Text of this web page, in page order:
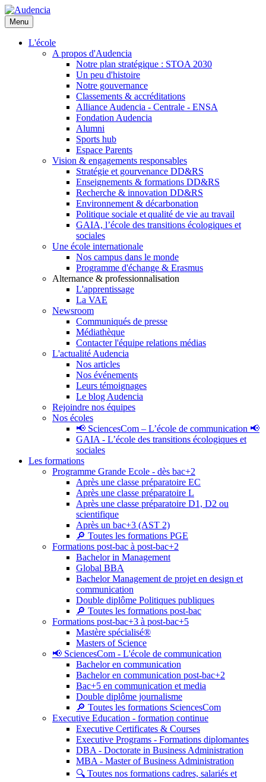
Aller
au
contenu
principal
Menu
L'école
A propos d'Audencia
Notre plan stratégique : STOA 2030
Un peu d'histoire
Notre gouvernance
Classements & accréditations
Alliance Audencia - Centrale - ENSA
Fondation Audencia
Alumni
Sports hub
Espace Parents
Vision & engagements responsables
Stratégie et gourvenance DD&RS
Enseignements & formations DD&RS
Recherche & innovation DD&RS
Environnement & décarbonation
Politique sociale et qualité de vie au travail
GAIA, l’école des transitions écologiques et
sociales
Une école internationale
Nos campus dans le monde
Programme d'échange & Erasmus
Alternance & professionnalisation
L'apprentissage
La VAE
Newsroom
Communiqués de presse
Médiathèque
Contacter l'équipe relations médias
L'actualité Audencia
Nos articles
Nos événements
Leurs témoignages
Le blog Audencia
Rejoindre nos équipes
Nos écoles
📢 SciencesCom – L’école de communication 📢
GAIA - L’école des transitions écologiques et
sociales
Les formations
Programme Grande Ecole - dès bac+2
Après une classe préparatoire EC
Après une classe préparatoire L
Après une classe préparatoire D1, D2 ou
scientifique
Après un bac+3 (AST 2)
🔎 Toutes les formations PGE
Formations post-bac à post-bac+2
Bachelor in Management
Global BBA
Bachelor Management de projet en design et
communication
Double diplôme Politiques publiques
🔎 Toutes les formations post-bac
Formations post-bac+3 à post-bac+5
Mastère spécialisé®
Masters of Science
📢 SciencesCom - L'école de communication
Bachelor en communication
Bachelor en communication post-bac+2
Bac+5 en communication et media
Double diplôme journalisme
🔎 Toutes les formations SciencesCom
Executive Education - formation continue
Executive Certificates & Courses
Executive Programs - Formations diplomantes
DBA - Doctorate in Business Administration
MBA - Master of Business Administration
🔍 Toutes nos formations cadres, salariés et